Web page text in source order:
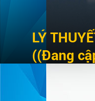
LÝ
((Đang
XE SỐ TỰ ĐỘNG